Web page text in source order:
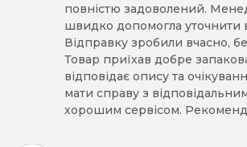
повністю задоволений.
швидко допомогла уточнити
Відправку зробили вчасно,
Товар приїхав добре
відповідає опису та
мати справу з
хорошим сервісом.